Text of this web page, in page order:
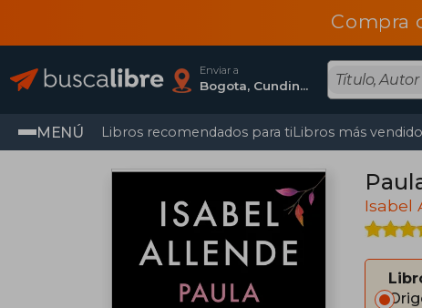
Compra
Enviar a
Bogota, Cundinamarca
MENÚ Libros recomendados para tiLibros más
Isabel